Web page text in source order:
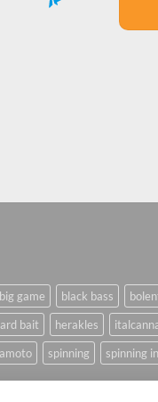
big game black bass
bait herakles
spinning spinning